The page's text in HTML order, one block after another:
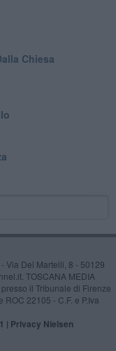
Chiesa
Via Dei Martelli, 8 - 50129
TOSCANA MEDIA
il Tribunale di Firenze
22105 - C.F. e P.Iva
| Privacy Nielsen